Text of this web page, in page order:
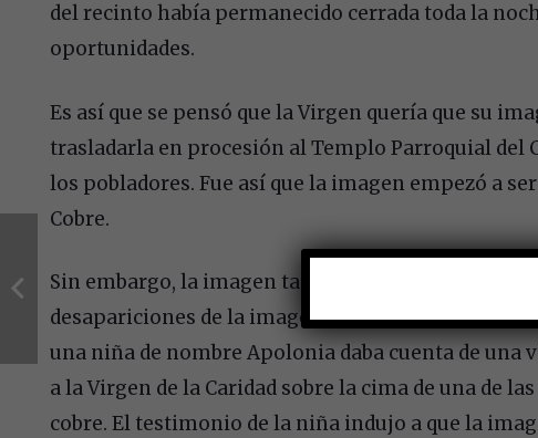
del recinto había permanecido cerrada toda la
oportunidades.
Es así que se pensó que la Virgen quería que su
trasladarla en procesión al Templo Parroquial del
los pobladores. Fue así que la imagen empezó a
Cobre.
Sin embargo, la imagen tampoco se quedaría en
desapariciones de la imagen que hicieron pensar
una niña de nombre Apolonia daba cuenta de una
a la Virgen de la Caridad sobre la cima de una de
cobre. El testimonio de la niña indujo a que la